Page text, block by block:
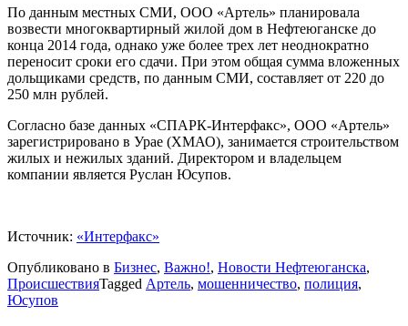
По данным местных СМИ, ООО «Артель» планировала
возвести многоквартирный жилой дом в Нефтеюганске до
конца 2014 года, однако уже более трех лет неоднократно
переносит сроки его сдачи. При этом общая сумма вложенных
дольщиками средств, по данным СМИ, составляет от 220 до
250 млн рублей.
Согласно базе данных «СПАРК-Интерфакс», ООО «Артель»
зарегистрировано в Урае (ХМАО), занимается строительством
жилых и нежилых зданий. Директором и владельцем
компании является Руслан Юсупов.
Источник: «Интерфакс»
Опубликовано в Бизнес, Важно!, Новости Нефтеюганска,
ПроисшествияTagged Артель, мошенничество, полиция,
Юсупов